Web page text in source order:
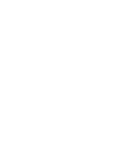
劣势。